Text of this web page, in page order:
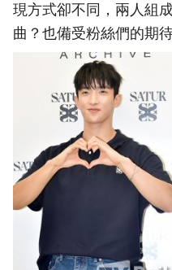
現方式卻不同，兩人組
曲？也備受粉絲們的期待